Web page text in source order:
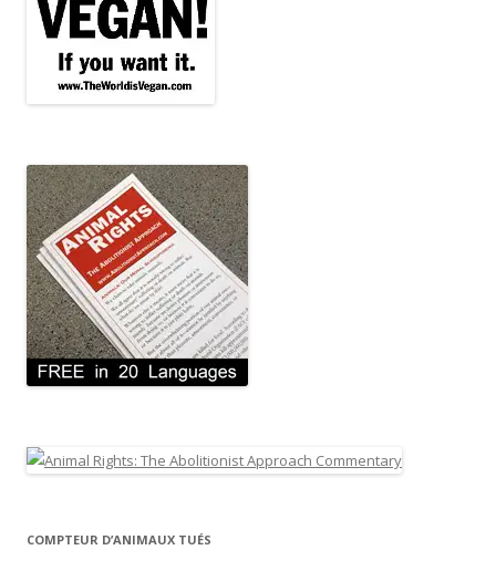
COMPTEUR D’ANIMAUX TUÉS